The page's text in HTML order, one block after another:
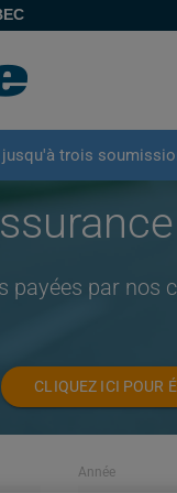
jusqu'à trois
payées par nos
CLIQUEZ ICI POUR
Année